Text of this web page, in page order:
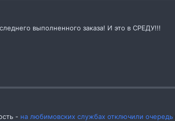
выполненного заказа! И это в СРЕДУ!!!
- на любимовских службах отключили очередь